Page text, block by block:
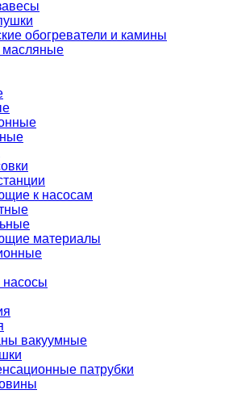
обогреватели и камины
масляные
к насосам
материалы
вакуумные
патрубки